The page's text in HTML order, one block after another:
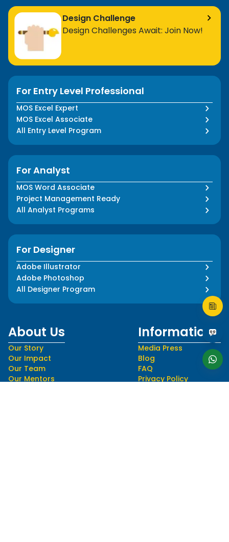
Design Challenge
Design Challenges Await: Join Now!
For Entry Level Professional
MOS Excel Expert
MOS Excel Associate
All Entry Level Program
For Analyst
MOS Word Associate
Project Management Ready
All Analyst Programs
For Designer
Adobe Illustrator
Adobe Photoshop
All Designer Program
About Us
Our Story
Our Impact
Our Team
Our Mentors
Informations
Media Press
Blog
FAQ
Privacy Policy